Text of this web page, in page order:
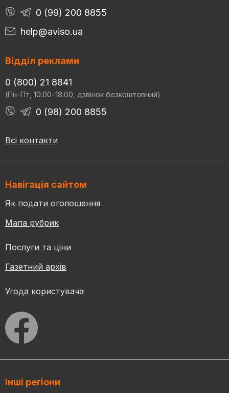
0 (99) 200 8855
help@aviso.ua
Відділ реклами
0 (800) 21 8841
(Пн-Пт, 10:00-18:00, дзвінок безкоштовний)
0 (98) 200 8855
Всі контакти
Навігація сайтом
Як подати оголошення
Мапа рубрик
Послуги та ціни
Газетний архів
Угода користувача
Інші регіони